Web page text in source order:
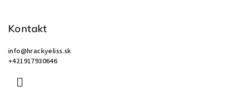
Kontakt
info@hrackyeliss.sk
+421917930646